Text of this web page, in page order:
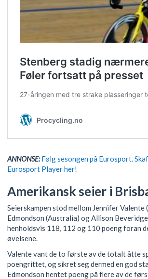
ANNONSE: Følg sesongen på Eurosport.
Eurosport Player her!
Amerikansk seier i
Seierskampen stod mellom Jennifer Valente
Edmondson (Australia) og Allison
henholdsvis 118, 112 og 110 poeng foran
øvelsene.
Valente vant de to første av de totalt åtte
poengrittet, og sikret seg dermed en god
Edmondson hentet poeng på flere av de